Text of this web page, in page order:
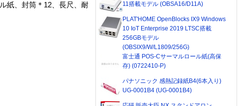
紙、封筒＊12、長尺、耐
11搭載モデル (OBSA16/D11A)
PLAT'HOME OpenBlocks IX9 Windows
10 IoT Enterprise 2019 LTSC搭載
256GBモデル
(OBSIX9/W/L1809/256G)
富士通 POS-Cサーマルロール紙(高保
存) (0722410-P)
パナソニック 感熱記録紙B4(6本入り)
UG-0001B4 (UG-0001B4)